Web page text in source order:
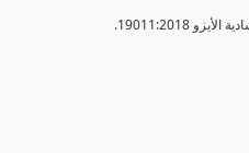
19011:2018.